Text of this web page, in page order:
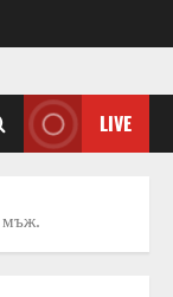
LIVE
мъж.